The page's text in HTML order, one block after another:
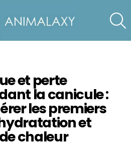
et perte
la canicule :
les premiers
et
chaleur